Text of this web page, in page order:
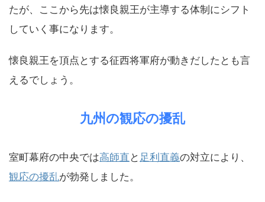
たが、ここから先は懐良親王が主導する体制にシフト
していく事になります。
懐良親王を頂点とする征西将軍府が動きだしたとも言
えるでしょう。
九州の観応の擾乱
室町幕府の中央では高師直 と 足利直義の対立により、
観応の擾乱が勃発しました。